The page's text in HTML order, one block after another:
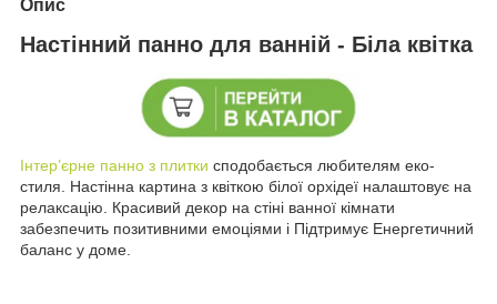
Опис
Настінний панно для ванній - Біла квітка
Інтер’єрне панно з плитки сподобається любителям еко-
стиля. Настінна картина з квіткою білої орхідеї налаштовує на
релаксацію. Красивий декор на стіні ванної кімнати
забезпечить позитивними емоціями і Підтримує Енергетичний
баланс у доме.